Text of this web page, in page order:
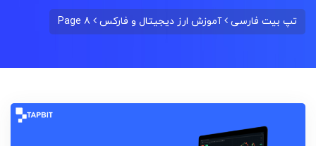
تپ بیت فارسی آموزش ارز دیجیتال و فارکس Page 8